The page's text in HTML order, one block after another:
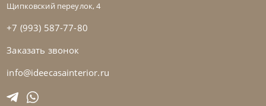
Bontempi
Стул Nata
Щипковский переулок, 4
+7 (993) 587-77-80
Заказать звонок
info@ideecasainterior.ru